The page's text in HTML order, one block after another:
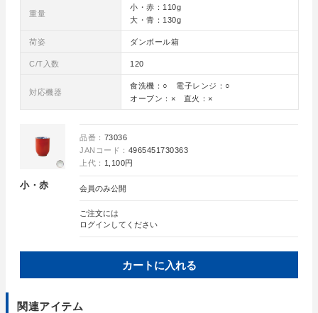
重量
小・赤：110g
大・青：130g
荷姿 ダンボール箱
C/T入数 120
対応機器
食洗機：○ 電子レンジ：○
オーブン：× 直火：×
小・赤
品番： 73036
JANコード： 4965451730363
上代： 1,100円
会員のみ公開
ご注文には
ログイン してください
カートに入れる
関連アイテム